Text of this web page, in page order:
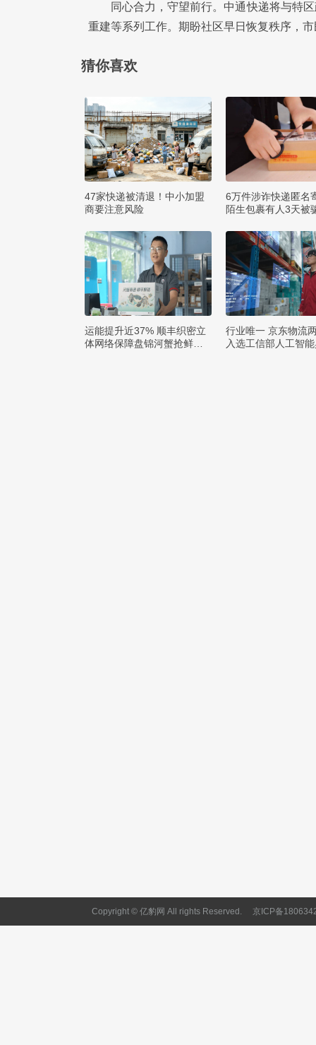
同心合力，守望前行。中通快递将与特
重建等系列工作。期盼社区早日恢复秩序，
猜你喜欢
47家快递被清退！中小加盟
商要注意风险
6万件涉诈快递匿名
陌生包裹有人3天被
运能提升近37% 顺丰织密立
体网络保障盘锦河蟹抢鲜出
行业唯一 京东物流
入选工信部人工智
Copyright © 亿豹网 All rights Reserved. 京ICP备